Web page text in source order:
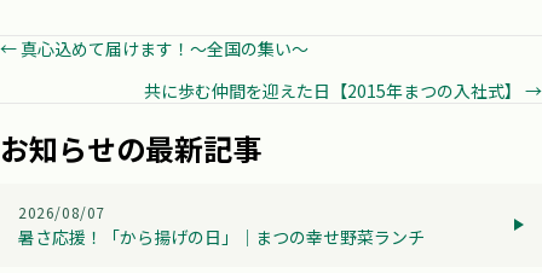
Posts
navigation
← 真心込めて届けます！～全国の集い～
共に歩む仲間を迎えた日【2015年まつの入社式】 →
お知らせの最新記事
2026/08/07
暑さ応援！「から揚げの日」│まつの幸せ野菜ランチ